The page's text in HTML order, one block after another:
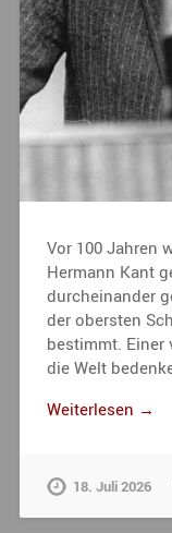
Vor 100 Jahren
Hermann Kant
durcheinander
der obersten
bestimmt. Einer
die Welt
Weiterlesen →
18. Juli 2026